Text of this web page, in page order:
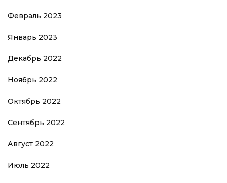
Февраль 2023
Январь 2023
Декабрь 2022
Ноябрь 2022
Октябрь 2022
Сентябрь 2022
Август 2022
Июль 2022